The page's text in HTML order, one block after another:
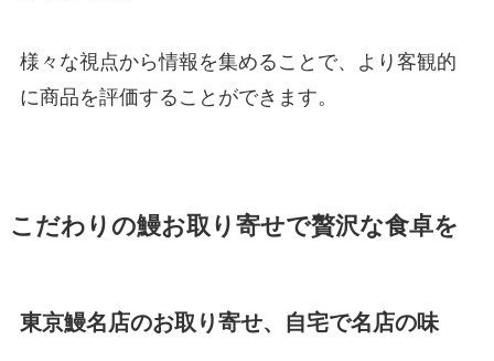
様々な視点から情報を集めることで、より客観的
に商品を評価することができます。
こだわりの鰻お取り寄せで贅沢な食卓を
東京鰻名店のお取り寄せ、自宅で名店の味